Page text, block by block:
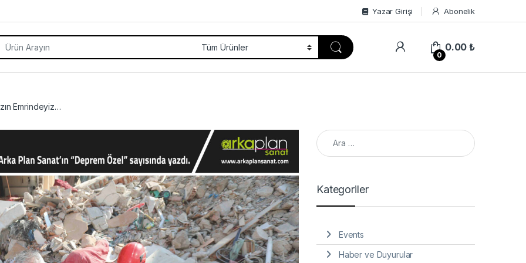
Yazar Girişi Abonelik
for:
0
0.00₺
Emrindeyiz…
Arama:
Kategoriler
Events
Haber ve Duyurular